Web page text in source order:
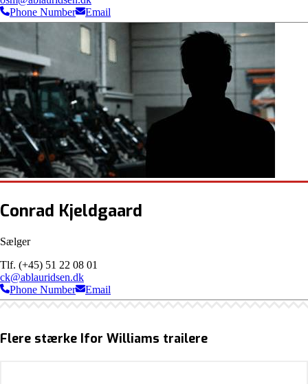
Phone Number
Email
Conrad Kjeldgaard
Sælger
Tlf. (+45) 51 22 08 01
ck@ablauridsen.dk
Phone Number
Email
Flere stærke Ifor Williams trailere